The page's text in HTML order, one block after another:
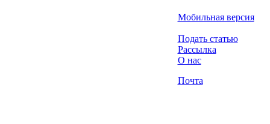
Мобильная версия
Подать статью
Рассылка
О нас
Почта